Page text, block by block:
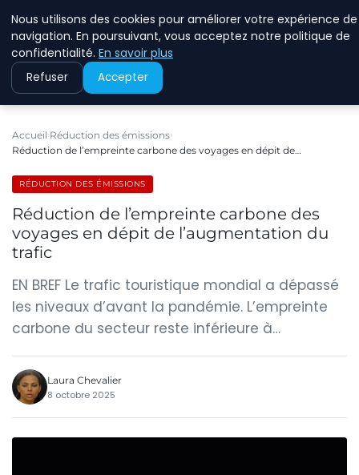
Accueil Réduction des émissions
Réduction de l’empreinte carbone des voyages en dépit de…
RÉDUCTION DES ÉMISSIONS
Réduction de l’empreinte carbone des
voyages en dépit de l’augmentation du
trafic
EN BREF Le trafic touristique mondial a dépassé
les niveaux d’avant la pandémie. L’empreinte
carbone du secteur reste inférieure à…
Laura Chevalier
8 octobre 2025
Nous utilisons des cookies pour améliorer votre expérience de
navigation. En poursuivant, vous acceptez notre politique de
confidentialité. En savoir plus
Refuser Accepter